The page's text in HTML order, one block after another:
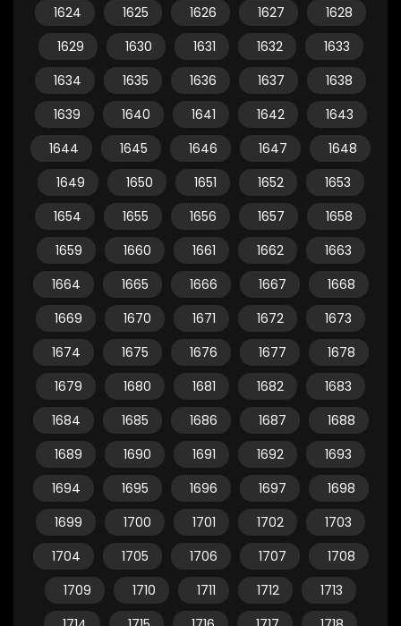
1624
1625 1626 1627
1628
1629
1630 1631 1632
1633
1634
1635 1636 1637
1638
1639
1640 1641 1642
1643
1644
1645 1646 1647
1648
1649
1650 1651 1652
1653
1654
1655 1656 1657
1658
1659
1660 1661 1662
1663
1664
1665 1666 1667
1668
1669
1670 1671 1672
1673
1674
1675 1676 1677
1678
1679
1680 1681 1682
1683
1684
1685 1686 1687
1688
1689
1690 1691 1692
1693
1694
1695 1696 1697
1698
1699
1700 1701 1702
1703
1704
1705 1706 1707
1708
1709
1710 1711 1712
1713